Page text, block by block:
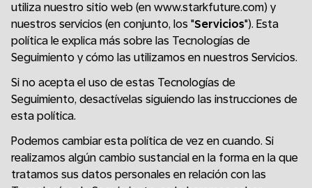
utiliza nuestro sitio web (en www.starkfuture.com) y
nuestros servicios (en conjunto, los "Servicios"). Esta
política le explica más sobre las Tecnologías de
Seguimiento y cómo las utilizamos en nuestros Servicios.
Si no acepta el uso de estas Tecnologías de
Seguimiento, desactívelas siguiendo las instrucciones de
esta política.
Podemos cambiar esta política de vez en cuando. Si
realizamos algún cambio sustancial en la forma en la que
tratamos sus datos personales en relación con las